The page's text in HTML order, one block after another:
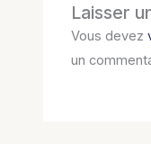
Laisser
Vous devez
un